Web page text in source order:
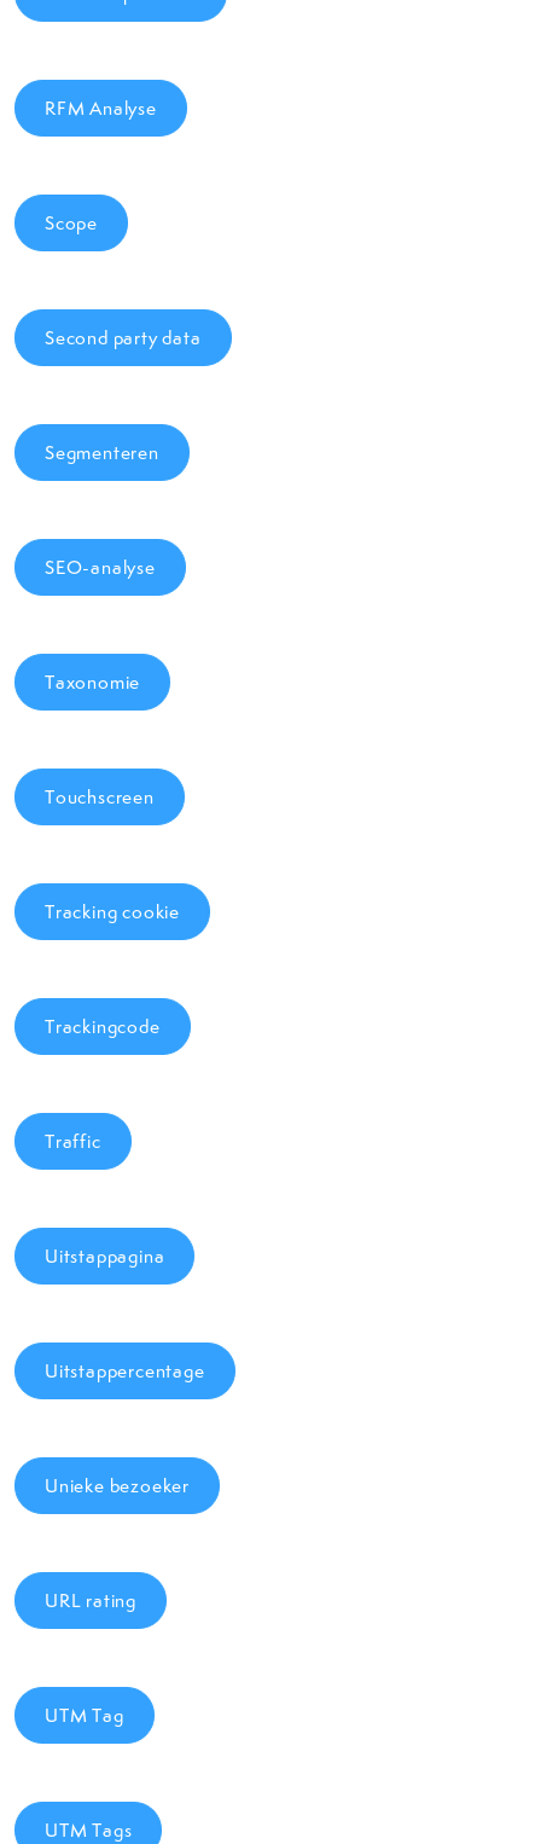
RFM Analyse
Scope
Second party data
Segmenteren
SEO-analyse
Taxonomie
Touchscreen
Tracking cookie
Trackingcode
Traffic
Uitstappagina
Uitstappercentage
Unieke bezoeker
URL rating
UTM Tag
UTM Tags